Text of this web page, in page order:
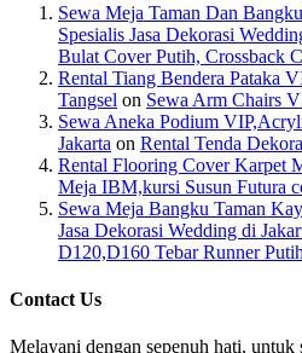
Sewa Meja Taman Dan
Spesialis Jasa Dekorasi
Bulat Cover Putih, Crossback
Rental Tiang Bendera Pataka
Tangsel on Sewa Arm Chairs
Sewa Aneka Podium
Jakarta on Rental Tenda
Rental Flooring Cover Karpet
Meja IBM,kursi Susun Futura
Sewa Meja Bangku Taman
Jasa Dekorasi Wedding di
D120,D160 Tebar Runner
Contact Us
Melayani dengan sepenuh hati, untuk